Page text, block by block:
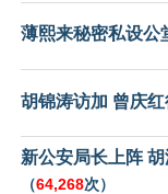
薄熙来秘密私设公
胡锦涛访加 曾庆
新公安局长上阵
（64,268次）